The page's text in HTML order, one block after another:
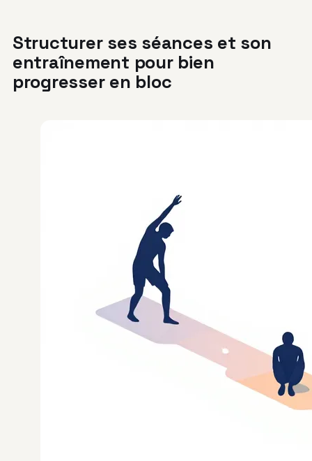
Structurer ses séances et son
entraînement pour bien
progresser en bloc